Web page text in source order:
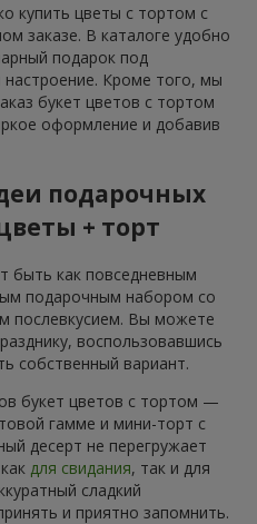
купить цветы с тортом с
заказе. В каталоге удобно
подарок под
Кроме того, мы
букет цветов с тортом
оформление и добавив
подарочных
+ торт
быть как повседневным
подарочным набором со
послевкусием. Вы можете
воспользовавшись
собственный вариант.
букет цветов с тортом —
гамме и мини-торт с
десерт не перегружает
для свидания, так и для
сладкий
и приятно запомнить.